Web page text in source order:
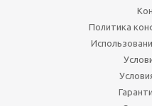
Политика